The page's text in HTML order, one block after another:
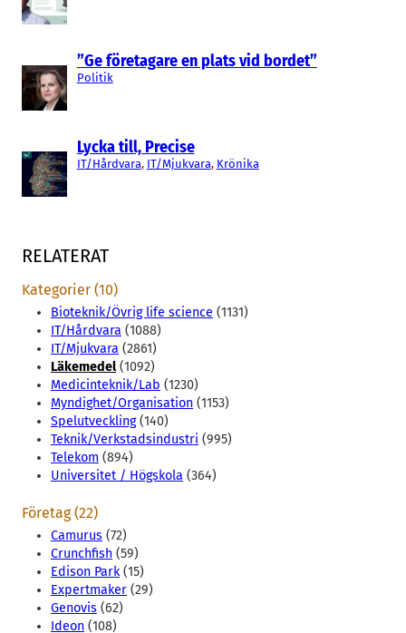
”Ge företagare en plats vid bordet”
Politik
Lycka till, Precise
IT/Hårdvara, IT/Mjukvara, Krönika
RELATERAT
Kategorier (10)
Bioteknik/Övrig life science (1131)
IT/Hårdvara (1088)
IT/Mjukvara (2861)
Läkemedel(1092)
Medicinteknik/Lab (1230)
Myndighet/Organisation (1153)
Spelutveckling(140)
Teknik/Verkstadsindustri (995)
Telekom (894)
Universitet / Högskola (364)
Företag (22)
Camurus (72)
Crunchfish (59)
Edison Park(15)
Expertmaker (29)
Genovis (62)
Ideon (108)